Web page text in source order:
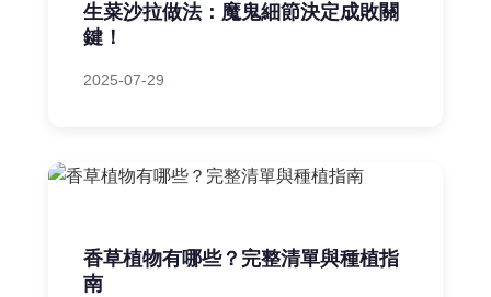
生菜沙拉做法：魔鬼細節決定成敗關
鍵！
2025-07-29
香草植物有哪些？完整清單與種植指
南